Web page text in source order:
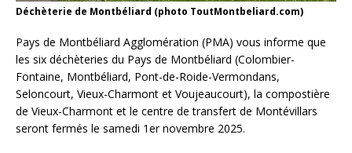
Déchèterie de Montbéliard (photo ToutMontbeliard.com)
Pays de Montbéliard Agglomération (PMA) vous informe que
les six déchèteries du Pays de Montbéliard (Colombier-
Fontaine, Montbéliard, Pont-de-Roide-Vermondans,
Seloncourt, Vieux-Charmont et Voujeaucourt), la compostière
de Vieux-Charmont et le centre de transfert de Montévillars
seront fermés le samedi 1er novembre 2025.